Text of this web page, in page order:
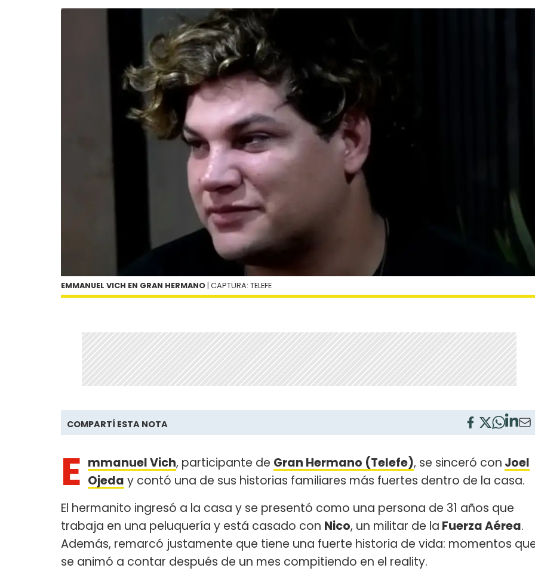
EMMANUEL VICH EN GRAN HERMANO | CAPTURA: TELEFE
COMPARTÍ ESTA NOTA
E mmanuel Vich, participante de Gran Hermano (Telefe), se sinceró con Joel
Ojeda y contó una de sus historias familiares más fuertes dentro de la casa.
El hermanito ingresó a la casa y se presentó como una persona de 31 años que
trabaja en una peluquería y está casado con Nico, un militar de la Fuerza Aérea.
Además, remarcó justamente que tiene una fuerte historia de vida: momentos
se animó a contar después de un mes compitiendo en el reality.